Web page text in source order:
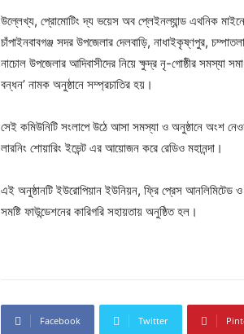
উল্লেখ্য, প্রোমোটিং দ্য ভয়েস অব প্লেইনল্যান্ড এথনিক
চাঁপাইনবাবগঞ্জ সদর উপজেলার দেলবাড়ি, নাধাইকৃষ্ণপুর,
নাচোল উপজেলার আদিবাসীদের নিয়ে ক্ষুদ্র নৃ-গোষ্ঠীর সমস্যা
বন্ধন’ নামক অনুষ্ঠানে সম্প্রচাতির হয়।
সেই কমিউনিটি সংলাপে উঠে আসা সমস্যা ও অনুষ্ঠানে অংশ
লারনিং শোয়ারিং ইভেন্ট এর আয়োজন করে রেডিও মহানন্দা।
এই অনুষ্ঠানটি ইউরোপিয়ান ইউনিয়ন, ফ্রি প্রেস আনলিমিটেড
সমষ্টি ফাউন্ডেশনের কারিগরি সহায়তায় অনুষ্ঠিত হল।
Facebook Twitter